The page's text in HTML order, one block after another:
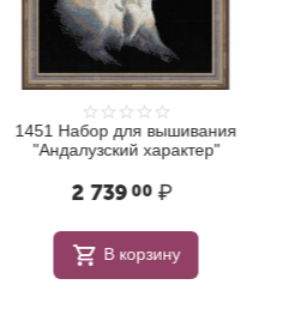
1451 Набор для вышивания
"Андалузский характер"
2 73900 ₽
В корзину